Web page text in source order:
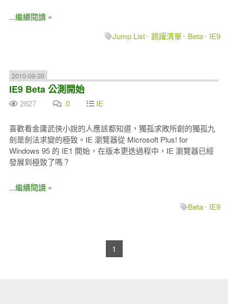
...繼續閱讀 »
Jump List
跳躍清單 Beta IE9
2010-09-20
IE9 Beta 公測開始
2827 0 IE
喜歡看金庸武俠小說的人應該都知道，獨孤求敗所創的獨孤九
劍是劍法求變的極致。IE 瀏覽器從 Microsoft Plus! for
Windows 95 的 IE1 開始，在版本更迭過程中，IE 瀏覽器已經
發展到極致了嗎？
...繼續閱讀 »
Beta
IE9
1